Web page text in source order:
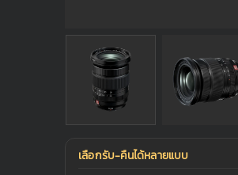
เลือกรับ-คืนได้หลายแบบ